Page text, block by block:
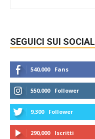
SEGUICI SUI SOCIAL
540,000 Fans
550,000 Follower
9,300 Follower
290,000 Iscritti